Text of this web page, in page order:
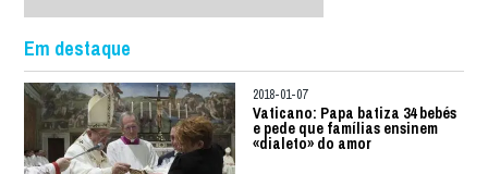
Em destaque
2018-01-07
Vaticano: Papa batiza 34 bebés
e pede que famílias ensinem
«dialeto» do amor